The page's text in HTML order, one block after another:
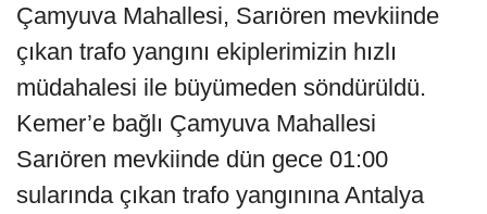
Çamyuva Mahallesi, Sarıören mevkiinde
çıkan trafo yangını ekiplerimizin hızlı
müdahalesi ile büyümeden söndürüldü.
Kemer’e bağlı Çamyuva Mahallesi
Sarıören mevkiinde dün gece 01:00
sularında çıkan trafo yangınına Antalya